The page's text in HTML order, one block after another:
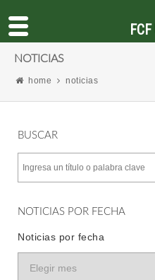
NOTICIAS
home noticias
BUSCAR
NOTICIAS POR FECHA
Noticias por fecha